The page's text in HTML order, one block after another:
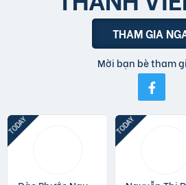
THAM GIA
Mời bạn bè tham